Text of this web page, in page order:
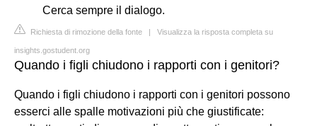
Cerca sempre il dialogo.
Richiesta di rimozione della fonte | Visualizza la risposta completa su
insights.gostudent.org
Quando i figli chiudono i rapporti con i genitori?
Quando i figli chiudono i rapporti con i genitori possono
esserci alle spalle motivazioni più che giustificate: